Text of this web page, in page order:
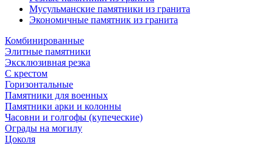
Мусульманские памятники из гранита
Экономичные памятник из гранита
Комбинированные
Элитные памятники
Эксклюзивная резка
С крестом
Горизонтальные
Памятники для военных
Памятники арки и колонны
Часовни и голгофы (купеческие)
Ограды на могилу
Цоколя